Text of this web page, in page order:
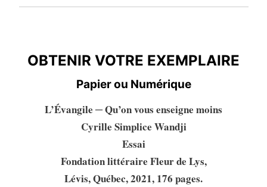
OBTENIR VOTRE EXEMPLAIRE
Papier ou Numérique
L’Évangile ─ Qu’on vous enseigne moins
Cyrille Simplice Wandji
Essai
Fondation littéraire Fleur de Lys,
Lévis, Québec, 2021, 176 pages.